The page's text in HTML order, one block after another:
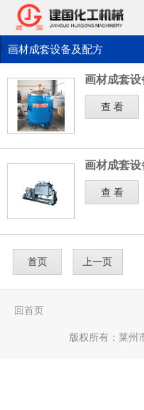
画材成套设备及配方
画材成套设
查 看
画材成套设
查 看
首页 上一页
回首页
版权所有： 莱州